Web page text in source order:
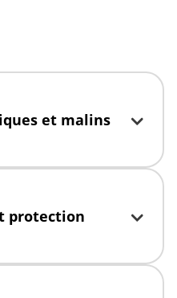
contentet malins
content
protection